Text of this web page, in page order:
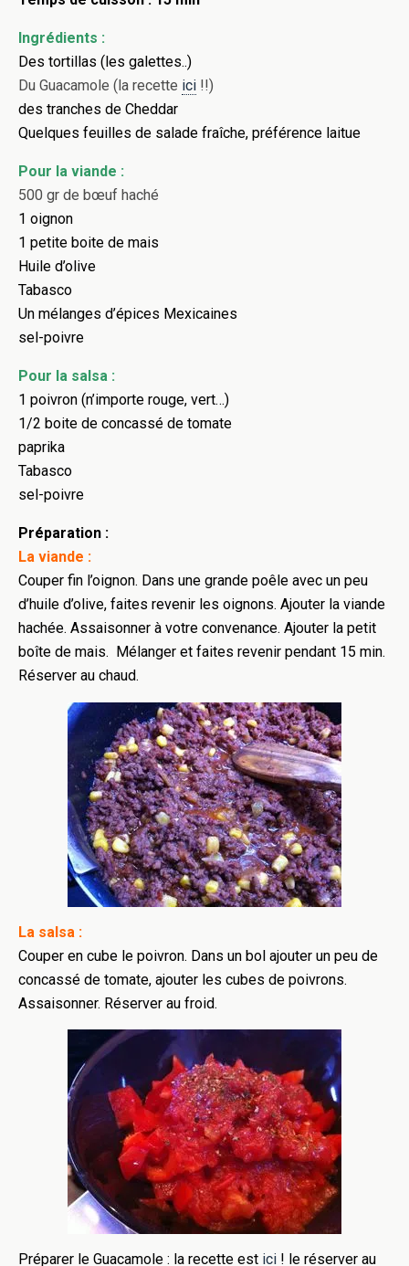
Ingrédients :
Des tortillas (les galettes..)
Du Guacamole (la recette ici !!)
des tranches de Cheddar
Quelques feuilles de salade fraîche, préférence laitue
Pour la viande :
500 gr de bœuf haché
1 oignon
1 petite boite de mais
Huile d’olive
Tabasco
Un mélanges d’épices Mexicaines
sel-poivre
Pour la salsa :
1 poivron (n’importe rouge, vert…)
1/2 boite de concassé de tomate
paprika
Tabasco
sel-poivre
Préparation :
La viande :
Couper fin l’oignon. Dans une grande poêle avec un peu
d’huile d’olive, faites revenir les oignons. Ajouter la viande
hachée. Assaisonner à votre convenance. Ajouter la petit
boîte de mais. Mélanger et faites revenir pendant 15 min.
Réserver au chaud.
La salsa :
Couper en cube le poivron. Dans un bol ajouter un peu de
concassé de tomate, ajouter les cubes de poivrons.
Assaisonner. Réserver au froid.
Préparer le Guacamole : la recette est ici ! le réserver au